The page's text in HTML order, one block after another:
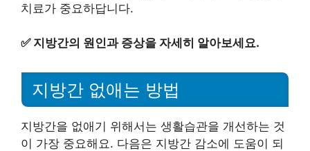
치료가 중요하답니다.
✅ 지방간의 원인과 증상을 자세히 알아보세요.
지방간 없애는 방법
지방간을 없애기 위해서는 생활습관을 개선하는 것
이 가장 중요해요. 다음은 지방간 감소에 도움이 되